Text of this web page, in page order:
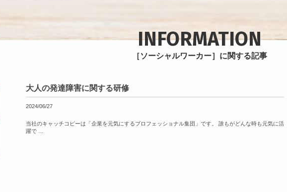
INFORMATION
［ソーシャルワーカー］に関する記事
大人の発達障害に関する研修
2024/06/27
当社のキャッチコピーは「企業を元気にするプロフェッショナル集団」です。 誰もがどんな時も元気に活
躍で …